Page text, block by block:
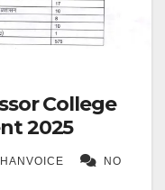
College
2025
NO